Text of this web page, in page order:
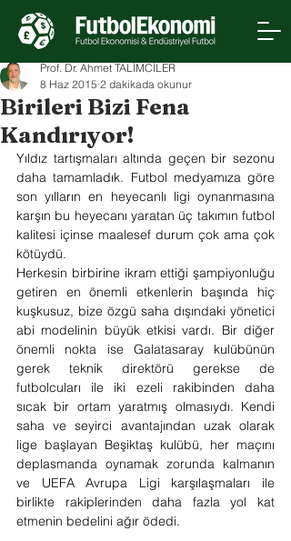
Birileri Bizi Fena
Kandırıyor!
Prof. Dr. Ahmet TALİMCİLER
8 Haz 2015 2 dakikada okunur
Yıldız tartışmaları altında geçen bir sezonu
daha tamamladık. Futbol medyamıza göre
son yılların en heyecanlı ligi oynanmasına
karşın bu heyecanı yaratan üç takımın futbol
kalitesi içinse maalesef durum çok ama çok
kötüydü.
Herkesin birbirine ikram ettiği şampiyonluğu
getiren en önemli etkenlerin başında hiç
kuşkusuz, bize özgü saha dışındaki yönetici
abi modelinin büyük etkisi vardı. Bir diğer
önemli nokta ise Galatasaray kulübünün
gerek teknik direktörü gerekse de
futbolcuları ile iki ezeli rakibinden daha
sıcak bir ortam yaratmış olmasıydı. Kendi
saha ve seyirci avantajından uzak olarak
lige başlayan Beşiktaş kulübü, her maçını
deplasmanda oynamak zorunda kalmanın
ve UEFA Avrupa Ligi karşılaşmaları ile
birlikte rakiplerinden daha fazla yol kat
etmenin bedelini ağır ödedi.